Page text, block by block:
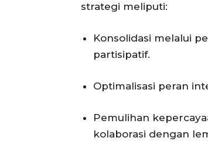
strategi meliputi:
Konsolidasi melalui
partisipatif.
Optimalisasi peran
Pemulihan
kolaborasi dengan